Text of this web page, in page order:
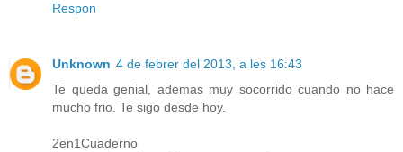
Respon
Unknown 4 de febrer del 2013, a les 16:43
Te queda genial, ademas muy socorrido cuando no hace
mucho frio. Te sigo desde hoy.
2en1Cuaderno